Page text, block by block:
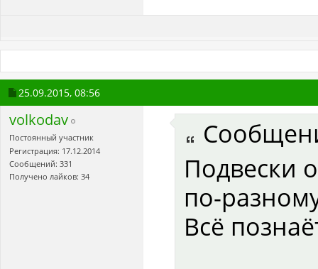
25.09.2015, 08:56
volkodav
Постоянный участник
Регистрация: 17.12.2014
Сообщений: 331
Получено лайков: 34
Подвески
по-
Всё